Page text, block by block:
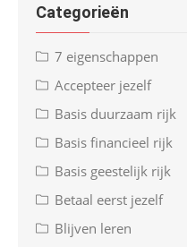
Categorieën
7 eigenschappen
Accepteer jezelf
Basis duurzaam rijk
Basis financieel rijk
Basis geestelijk rijk
Betaal eerst jezelf
Blijven leren